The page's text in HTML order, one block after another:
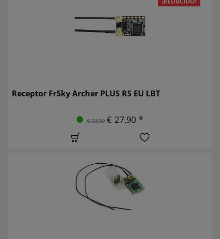
Receptor FrSky Archer PLUS RS EU LBT
€ 33,90 € 27,90 *